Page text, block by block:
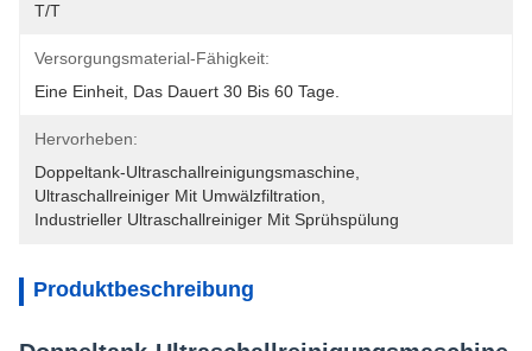
T/T
Versorgungsmaterial-Fähigkeit:
Eine Einheit, Das Dauert 30 Bis 60 Tage.
Hervorheben:
Doppeltank-Ultraschallreinigungsmaschine
Ultraschallreiniger Mit Umwälzfiltration
Industrieller Ultraschallreiniger Mit Sprühspülung
Produktbeschreibung